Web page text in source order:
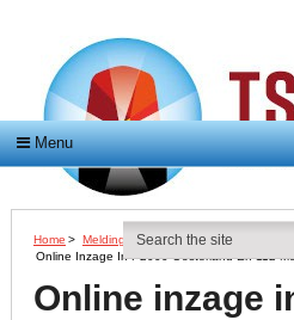
Menu
Home > Meldingen >
Online Inzage In P2000 Oosterland En 112
Online inzage